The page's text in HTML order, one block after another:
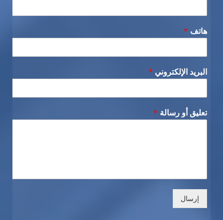
هاتف *
البريد الإلكتروني *
تعليق أو رسالة *
إرسال